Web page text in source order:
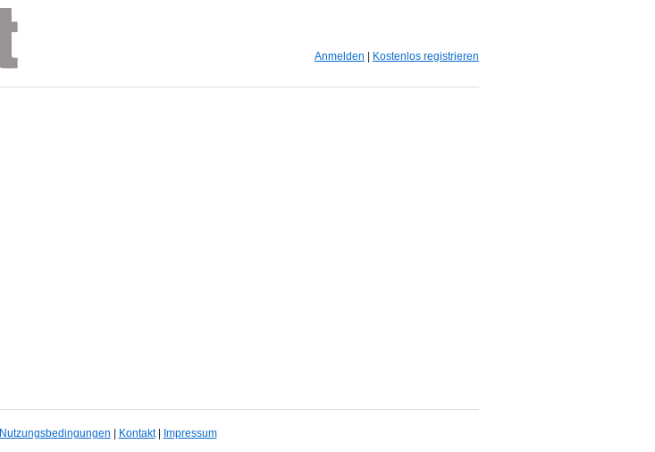
Anmelden Kostenlos registrieren
Nutzungsbedingungen Kontakt| Impressum